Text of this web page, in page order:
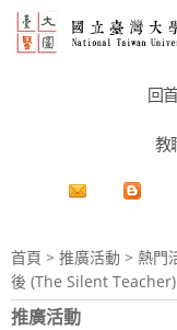
回
教
首頁 > 推廣活動 > 熱門
後 (The Silent Teacher)
推廣活動